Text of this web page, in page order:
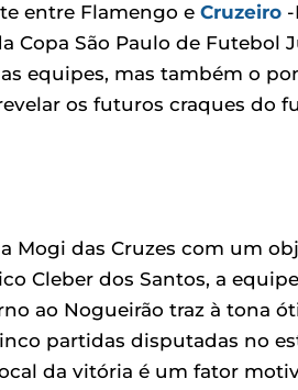
entre Flamengo e Cruzeiro
Copa São Paulo de Futebol
equipes, mas também o
os futuros craques do
Mogi das Cruzes com um
Cleber dos Santos, a
ao Nogueirão traz à tona
partidas disputadas no
da vitória é um fator